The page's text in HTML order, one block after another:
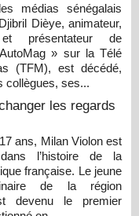
médias sénégalais
Dièye, animateur,
et présentateur de
» sur la Télé
(TFM), est décédé,
collègues, ses...
les regards
ans, Milan Violon est
l’histoire de la
française. Le jeune
de la région
devenu le premier